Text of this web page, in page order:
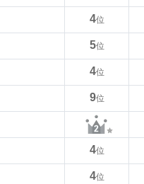
4位
5位
4位
9位
4位
4位